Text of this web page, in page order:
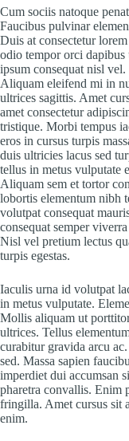
Cum sociis natoque
Faucibus pulvinar
Duis at consectetur
odio tempor orci
ipsum consequat nisl
Aliquam eleifend mi in
ultrices sagittis. Amet
amet consectetur
tristique. Morbi tempus
eros in cursus turpis
duis ultricies lacus sed
tellus in metus vulputate
Aliquam sem et tortor
lobortis elementum nibh
volutpat consequat
consequat semper
Nisl vel pretium lectus
turpis egestas.
Iaculis urna id volutpat
in metus vulputate.
Mollis aliquam ut
ultrices. Tellus
curabitur gravida arcu
sed. Massa sapien
imperdiet dui accumsan
pharetra convallis. Enim
fringilla. Amet cursus sit
enim.